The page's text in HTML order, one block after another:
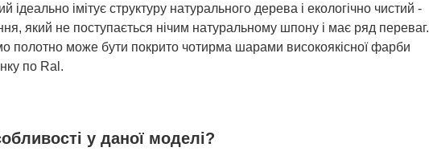
імітує структуру натурального дерева і екологічно чистий -
який не поступається нічим натуральному шпону і має ряд переваг.
полотно може бути покрито чотирма шарами високоякісної фарби
по Ral.
у даної моделі?